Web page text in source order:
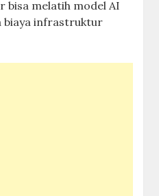
bisa melatih model AI
biaya infrastruktur